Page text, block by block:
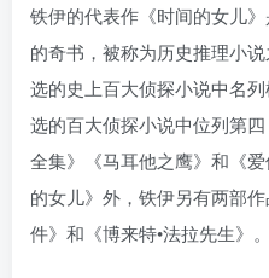
铁伊的代表作《时间的女儿
的奇书，被称为历史推理小
选的史上百大侦探小说中名
选的百大侦探小说中位列第
全集》《马耳他之鹰》和《
的女儿》外，铁伊另有两部
件》和《博来特•法拉先生》。